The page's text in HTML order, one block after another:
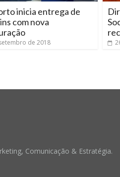
inicia entrega de
com nova
de 2018
Comunicação & Estratégia.